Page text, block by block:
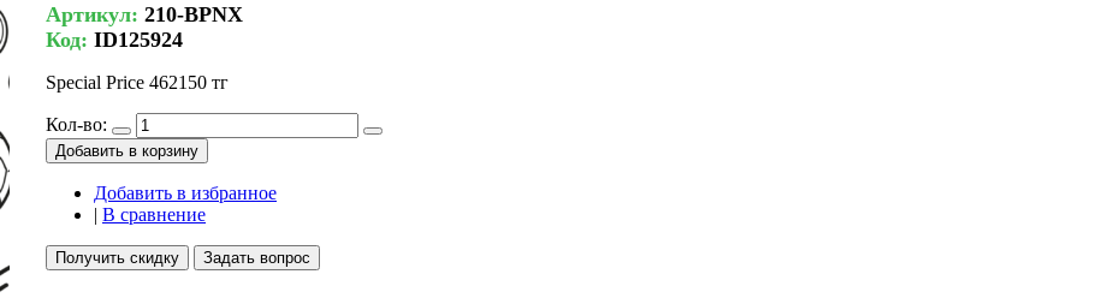
Артикул: 210-BPNX
Код: ID125924
Special Price 462150 тг
Кол-во:
Добавить в корзину
Добавить в избранное
| В сравнение
Получить скидку Задать вопрос